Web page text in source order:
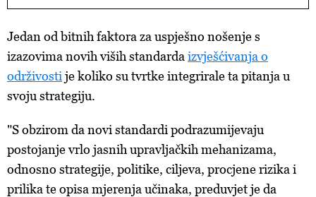
Jedan od bitnih faktora za uspješno nošenje s
izazovima novih viših standarda izvješćivanja o
održivosti je koliko su tvrtke integrirale ta pitanja u
svoju strategiju.
"S obzirom da novi standardi podrazumijevaju
postojanje vrlo jasnih upravljačkih mehanizama,
odnosno strategije, politike, ciljeva, procjene rizika i
prilika te opisa mjerenja učinaka, preduvjet je da